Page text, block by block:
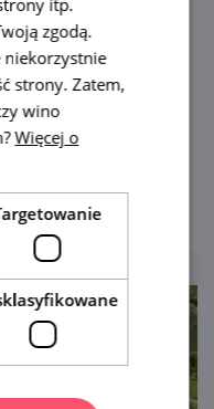
Rosicach
dziś
atrakcja
nad miastem.
zabawki i
zgodą.
niekorzystnie
strony. Zatem,
wino
Więcej o